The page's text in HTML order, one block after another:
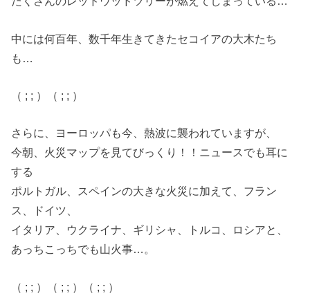
中には何百年、数千年生きてきたセコイアの大木たち
も…
（ ; ; ）（ ; ; ）
さらに、ヨーロッパも今、熱波に襲われていますが、
今朝、火災マップを見てびっくり！！ニュースでも耳に
する
ポルトガル、スペインの大きな火災に加えて、フラン
ス、ドイツ、
イタリア、ウクライナ、ギリシャ、トルコ、ロシアと、
あっちこっちでも山火事…。
（ ; ; ）（ ; ; ）（ ; ; ）